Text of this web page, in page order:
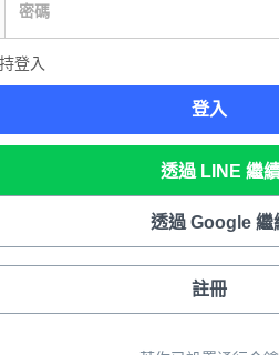
登入
登入
透過 LINE 繼
透過 Google 繼
註冊